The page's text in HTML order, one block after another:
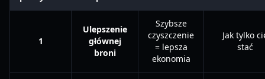
1
Ulepszenie
głównej
broni
Szybsze
czyszczenie
= lepsza
ekonomia
Jak tylko
stać